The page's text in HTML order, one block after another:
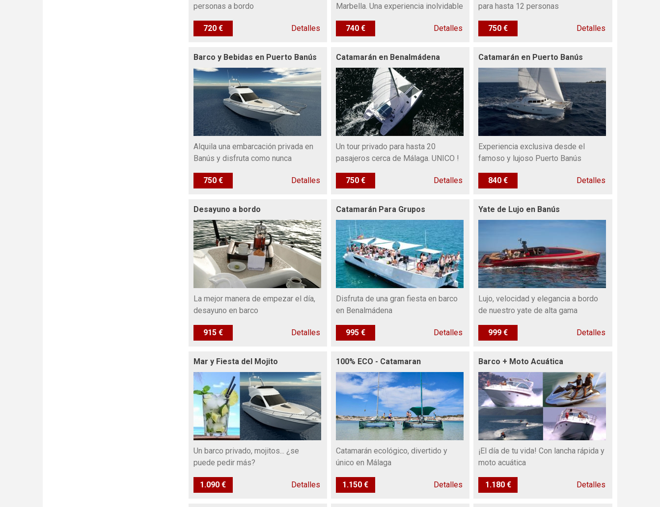
personas a bordo
720 € Detalles
Marbella. Una experiencia inolvidable
740 € Detalles
para hasta 12 personas
750 € Detalles
Barco y Bebidas en Puerto Banús
Alquila una embarcación privada en
Banús y disfruta como nunca
750 € Detalles
Catamarán en Benalmádena
Un tour privado para hasta 20
pasajeros cerca de Málaga. UNICO !
750 € Detalles
Catamarán en Puerto Banús
Experiencia exclusiva desde el
famoso y lujoso Puerto Banús
840 € Detalles
Desayuno a bordo
La mejor manera de empezar el día,
desayuno en barco
915 € Detalles
Catamarán Para Grupos
Disfruta de una gran fiesta en barco
en Benalmádena
995 € Detalles
Yate de Lujo en Banús
Lujo, velocidad y elegancia a bordo
de nuestro yate de alta gama
999 € Detalles
Mar y Fiesta del Mojito
Un barco privado, mojitos... ¿se
puede pedir más?
1.090 € Detalles
100% ECO - Catamaran
Catamarán ecológico, divertido y
único en Málaga
1.150 € Detalles
Barco + Moto Acuática
¡El día de tu vida! Con lancha rápida y
moto acuática
1.180 € Detalles